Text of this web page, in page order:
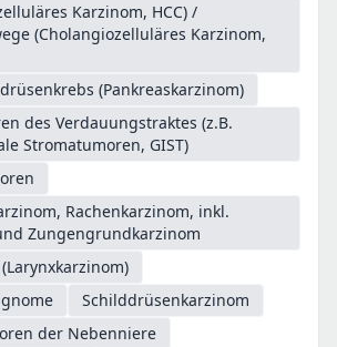
Karzinom, HCC) /
(Cholangiozelluläres Karzinom,
(Pankreaskarzinom)
des Verdauungstraktes (z.B.
Stromatumoren, GIST)
Rachenkarzinom, inkl.
Zungengrundkarzinom
Schilddrüsenkarzinom
der Nebenniere